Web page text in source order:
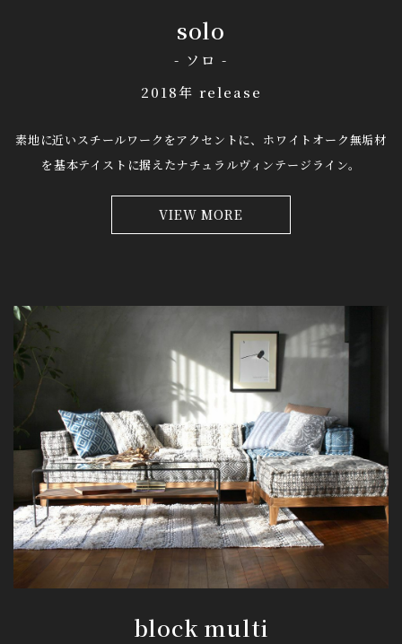
solo
- ソロ -
2018年 release
素地に近いスチールワークをアクセントに、 ホワイトオーク無垢材
を基本テイストに据えたナチュラルヴィンテージライン。
VIEW MORE
block multi